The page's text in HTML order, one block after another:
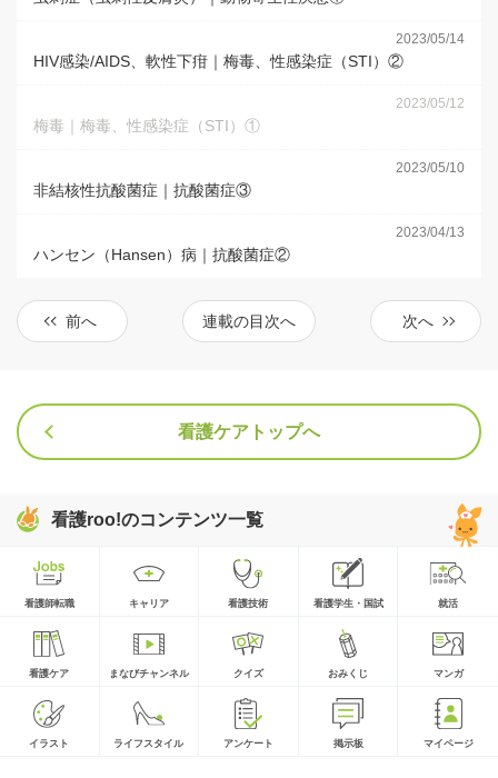
2023/05/14
HIV感染/AIDS、軟性下疳｜梅毒、性感染症（STI）②
2023/05/12
梅毒｜梅毒、性感染症（STI）①
2023/05/10
非結核性抗酸菌症｜抗酸菌症③
2023/04/13
ハンセン（Hansen）病｜抗酸菌症②
前へ 連載の目次へ 次へ
看護ケアトップへ
看護roo!のコンテンツ一覧
看護師転職 キャリア 看護技術 看護学生・国試 就活
看護ケア まなびチャンネル クイズ おみくじ マンガ
イラスト ライフスタイル アンケート 掲示板 マイページ